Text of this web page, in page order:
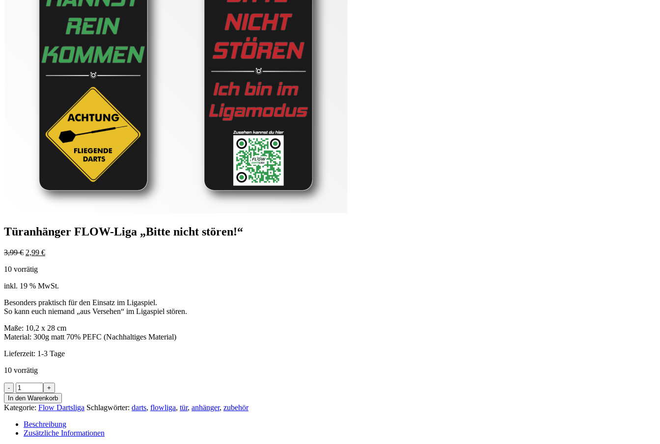
Gutscheincodes
Jugendsponsoring
Ranglisten
Hall of Fame
Ewige Tabellen
Türanhänger FLOW-Liga „Bitte nicht stören!“
3,99€ Ursprünglicher
war:
2,99 €Aktueller
10 vorrätig
inkl. 19 % MwSt.
Besonders praktisch für den Einsatz im Ligaspiel.
So kann euch niemand „aus Versehen“ im Ligaspiel stören.
Maße: 10,2 x 28 cm
Material: 300g matt 70% PEFC (Nachhaltiges Material)
Lieferzeit: 1-3 Tage
10 vorrätig
Türanhänger
FLOW-
Liga
„Bitte
nicht
stören!“
Menge
In den Warenkorb
Kategorie: Flow Dartsliga Schlagwörter: darts, flowliga, tür, anhänger, zubehör
Beschreibung
Zusätzliche Informationen